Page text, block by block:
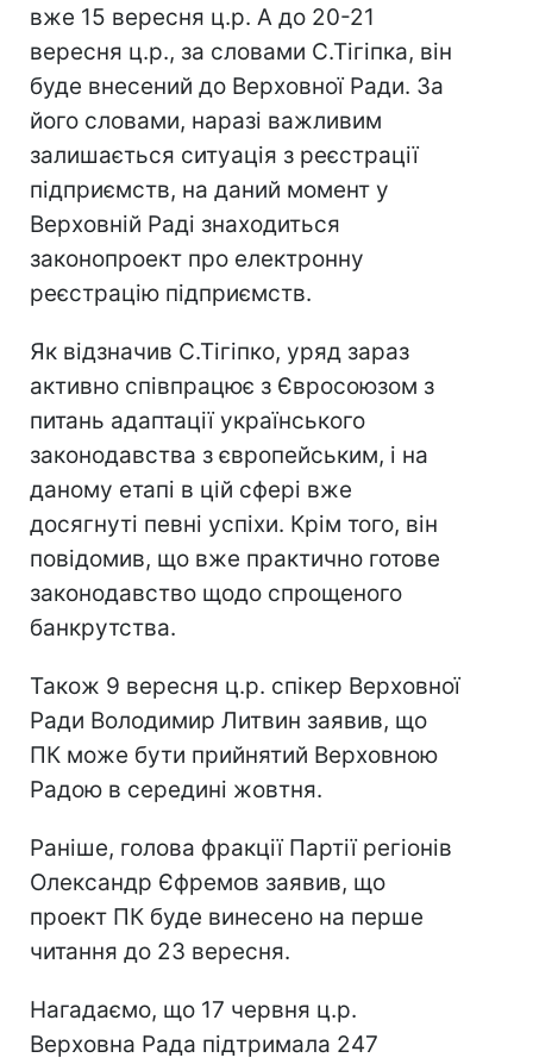
вже 15 вересня ц.р. А до 20-21
вересня ц.р., за словами С.Тігіпка, він
буде внесений до Верховної Ради. За
його словами, наразі важливим
залишається ситуація з реєстрації
підприємств, на даний момент у
Верховній Раді знаходиться
законопроект про електронну
реєстрацію підприємств.
Як відзначив С.Тігіпко, уряд зараз
активно співпрацює з Євросоюзом з
питань адаптації українського
законодавства з європейським, і на
даному етапі в цій сфері вже
досягнуті певні успіхи. Крім того, він
повідомив, що вже практично готове
законодавство щодо спрощеного
банкрутства.
Також 9 вересня ц.р. спікер Верховної
Ради Володимир Литвин заявив, що
ПК може бути прийнятий Верховною
Радою в середині жовтня.
Раніше, голова фракції Партії регіонів
Олександр Єфремов заявив, що
проект ПК буде винесено на перше
читання до 23 вересня.
Нагадаємо, що 17 червня ц.р.
Верховна Рада підтримала 247